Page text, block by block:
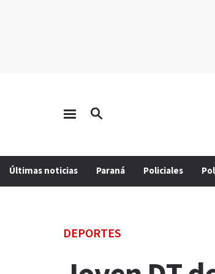
Últimas noticias Paraná Policiales
DEPORTES